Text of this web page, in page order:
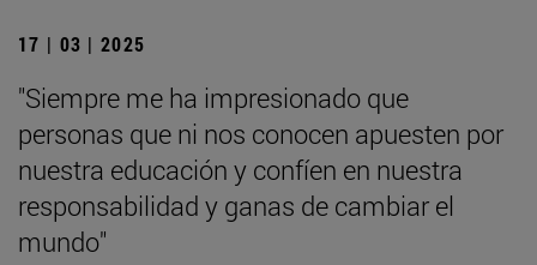
17 | 03 | 2025
"Siempre me ha impresionado que
personas que ni nos conocen apuesten por
nuestra educación y confíen en nuestra
responsabilidad y ganas de cambiar el
mundo"